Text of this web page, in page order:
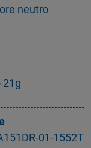
neutro
21g
01-1552T